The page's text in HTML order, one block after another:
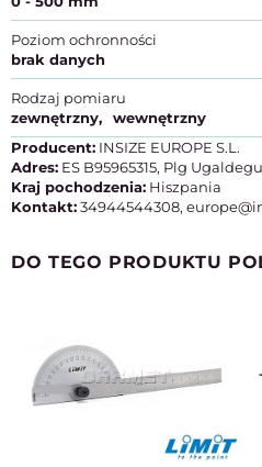
Poziom ochronności
brak danych
Rodzaj pomiaru
zewnętrzny
wewnętrzny
Producent: INSIZE EUROPE S.L.
Adres: ES B95965315, Plg
Kraj pochodzenia: Hiszpania
Kontakt:34944544308,
DO TEGO PRODUKTU